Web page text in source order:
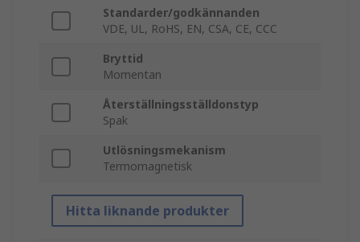
Standarder/godkännanden
VDE, UL, RoHS, EN, CSA, CE, CCC
Bryttid
Momentan
Återställningsställdonstyp
Spak
Utlösningsmekanism
Termomagnetisk
Hitta liknande produkter